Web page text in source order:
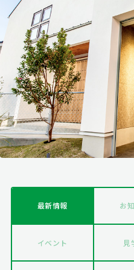
最新情報 お
イベント 見